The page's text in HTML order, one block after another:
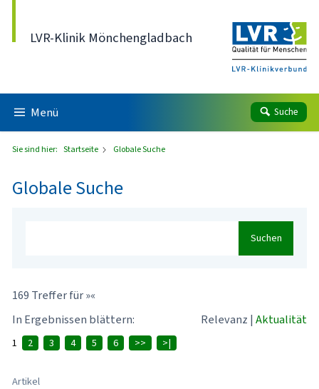
LVR-Klinik Mönchengladbach
Menü Suche
Sie sind hier: Startseite Globale Suche
Globale Suche
Suchen
169 Treffer für »«
In Ergebnissen blättern:
Relevanz | Aktualität
1 2 3 4 5 6 >> >|
Artikel